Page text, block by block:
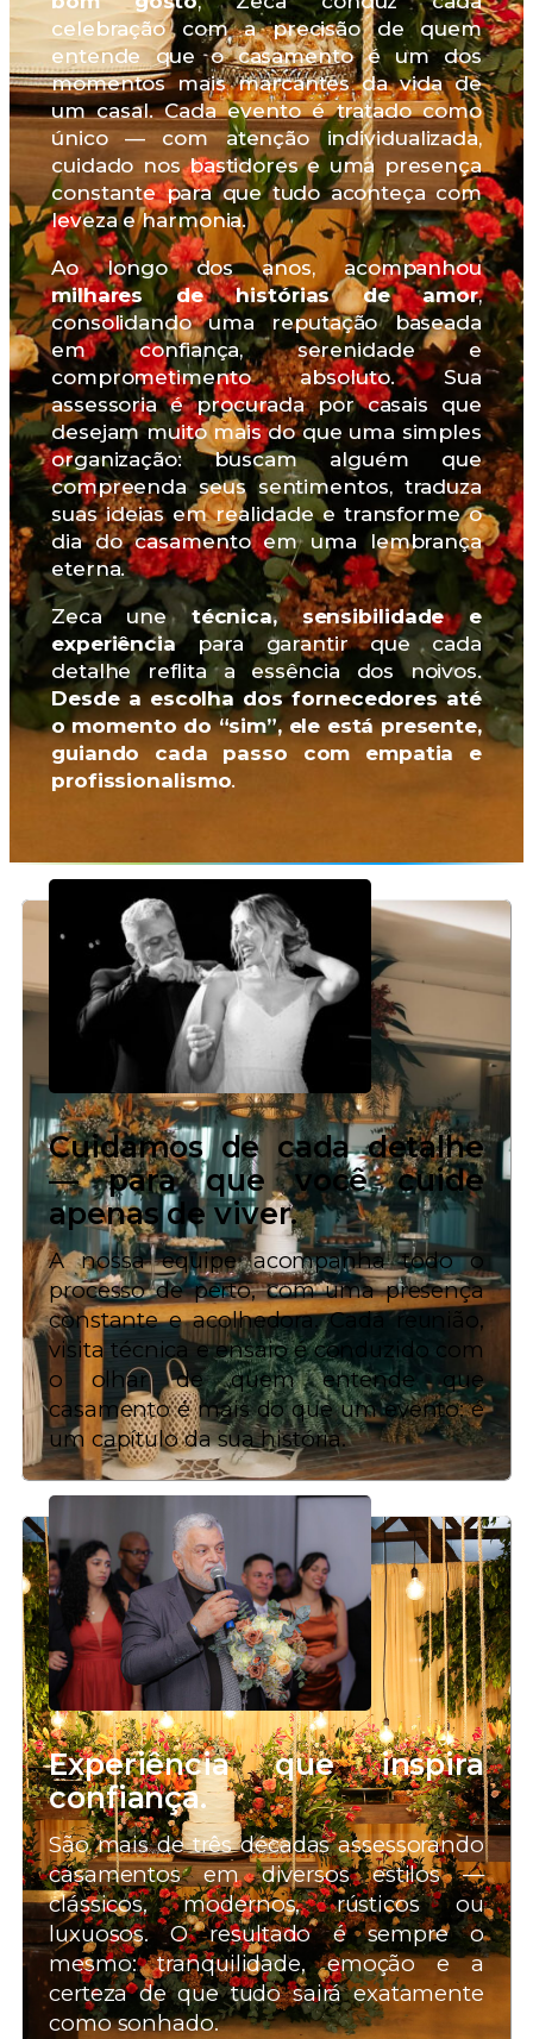
celebração com a precisão de quem
entende que o casamento é um dos
momentos mais marcantes da vida de
um casal. Cada evento é tratado como
único — com atenção individualizada,
cuidado nos bastidores e uma presença
constante para que tudo aconteça com
leveza e harmonia.
Ao longo dos anos, acompanhou
milhares de histórias de amor,
consolidando uma reputação baseada
em confiança, serenidade e
comprometimento absoluto. Sua
assessoria é procurada por casais que
desejam muito mais do que uma simples
organização: buscam alguém que
compreenda seus sentimentos, traduza
suas ideias em realidade e transforme o
dia do casamento em uma lembrança
eterna.
Zeca une técnica, sensibilidade e
experiênciapara garantir que cada
detalhe reflita a essência dos noivos.
Desde a escolha dos fornecedores até
o momento do “sim”, ele está presente,
guiando cada passo com empatia e
profissionalismo.
Cuidamos de cada detalhe
— para que você cuide
apenas de viver.
A nossa equipe acompanha todo o
processo de perto, com uma presença
constante e acolhedora. Cada reunião,
visita técnica e ensaio é conduzido com
o olhar de quem entende que
casamento é mais do que um evento: é
um capítulo da sua história.
Experiência que inspira
confiança.
São mais de três décadas assessorando
casamentos em diversos estilos —
clássicos, modernos, rústicos ou
luxuosos. O resultado é sempre o
mesmo: tranquilidade, emoção e a
certeza de que tudo sairá exatamente
como sonhado.